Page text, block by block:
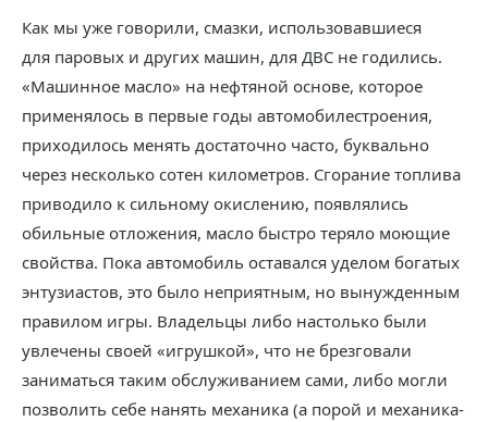
Как мы уже говорили, смазки, использовавшиеся
для паровых и других машин, для ДВС не годились.
«Машинное масло» на нефтяной основе, которое
применялось в первые годы автомобилестроения,
приходилось менять достаточно часто, буквально
через несколько сотен километров. Сгорание топлива
приводило к сильному окислению, появлялись
обильные отложения, масло быстро теряло моющие
свойства. Пока автомобиль оставался уделом богатых
энтузиастов, это было неприятным, но вынужденным
правилом игры. Владельцы либо настолько были
увлечены своей «игрушкой», что не брезговали
заниматься таким обслуживанием сами, либо могли
позволить себе нанять механика (а порой и механика-